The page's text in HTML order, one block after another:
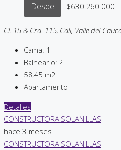
Desde $630.260.000
Cl. 15 & Cra. 115, Cali, Valle del
Cama: 1
Balneario: 2
58,45 m2
Apartamento
Detalles
CONSTRUCTORA SOLANILLAS
hace 3 meses
CONSTRUCTORA SOLANILLAS